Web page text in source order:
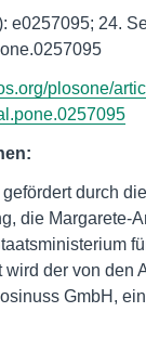
e0257095; 24.
plosone/
durch
die Margarete-
wird der von den
GmbH,